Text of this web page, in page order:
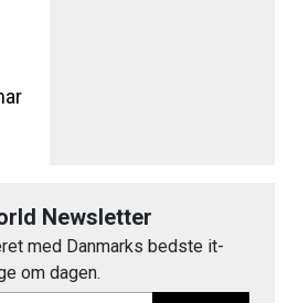
Newsletter
med Danmarks bedste it-
om dagen.